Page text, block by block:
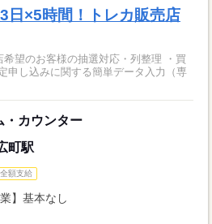
日×5時間！トレカ販売店
望のお客様の抽選対応・列整理 ・買
申し込みに関する簡単データ入力（専
・カウンター
町駅
額支給
】基本なし